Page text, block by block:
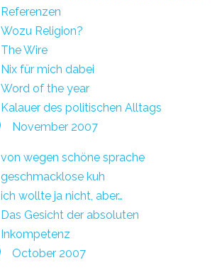
Referenzen
Wozu Religion?
The Wire
Nix für mich dabei
Word of the year
Kalauer des politischen Alltags
November 2007
von wegen schöne sprache
geschmacklose kuh
ich wollte ja nicht, aber…
Das Gesicht der absoluten
Inkompetenz
October 2007